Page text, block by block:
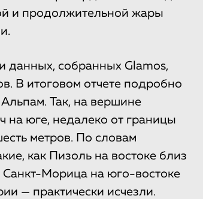
и продолжительной жары
данных, собранных Glamos,
В итоговом отчете подробно
Так, на вершине
на юге, недалеко от границы
метров. По словам
как Пизоль на востоке близ
Морица на юго-востоке
— практически исчезли.